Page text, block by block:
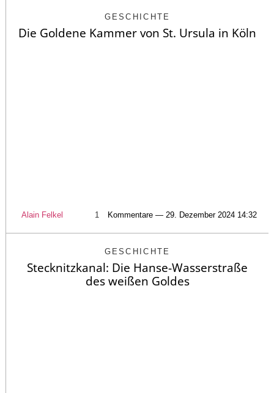
GESCHICHTE
Die Goldene Kammer von St. Ursula in Köln
Alain Felkel 1 Kommentare — 29. Dezember 2024 14:32
GESCHICHTE
Stecknitzkanal: Die Hanse-Wasserstraße
des weißen Goldes